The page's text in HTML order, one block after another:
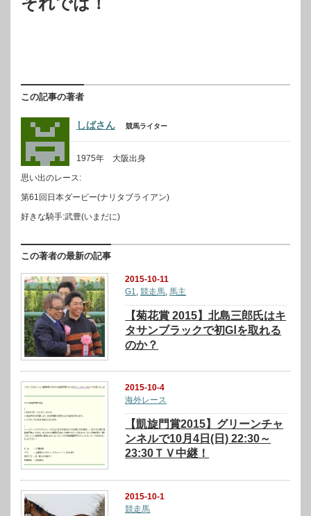
この記事の著者
しばさん 競馬ライター
1975年 大阪出身
思い出のレース:
第61回日本ダービー(ナリタブライアン)
好きな騎手:武豊(いまだに)
この著者の最新の記事
2015-10-11
G1
,競走馬 馬主
【菊花賞 2015】北島三郎氏はキ
タサンブラックで初GⅠを取れる
のか？
2015-10-4
海外レース
【凱旋門賞2015】グリーンチャ
ンネルで10月4日(日) 22:30～
23:30ＴＶ中継！
2015-10-1
競走馬